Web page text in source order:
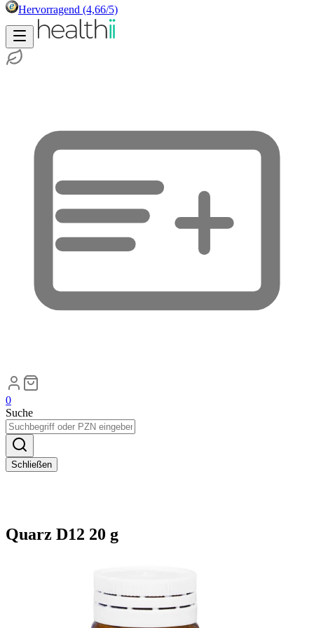
Hervorragend (4,66/5)
0
Suche
Schließen
Quarz D12 20 g